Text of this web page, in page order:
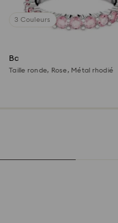
3 Couleurs
Bague Matrix
Taille ronde, Rose, Métal rhodié